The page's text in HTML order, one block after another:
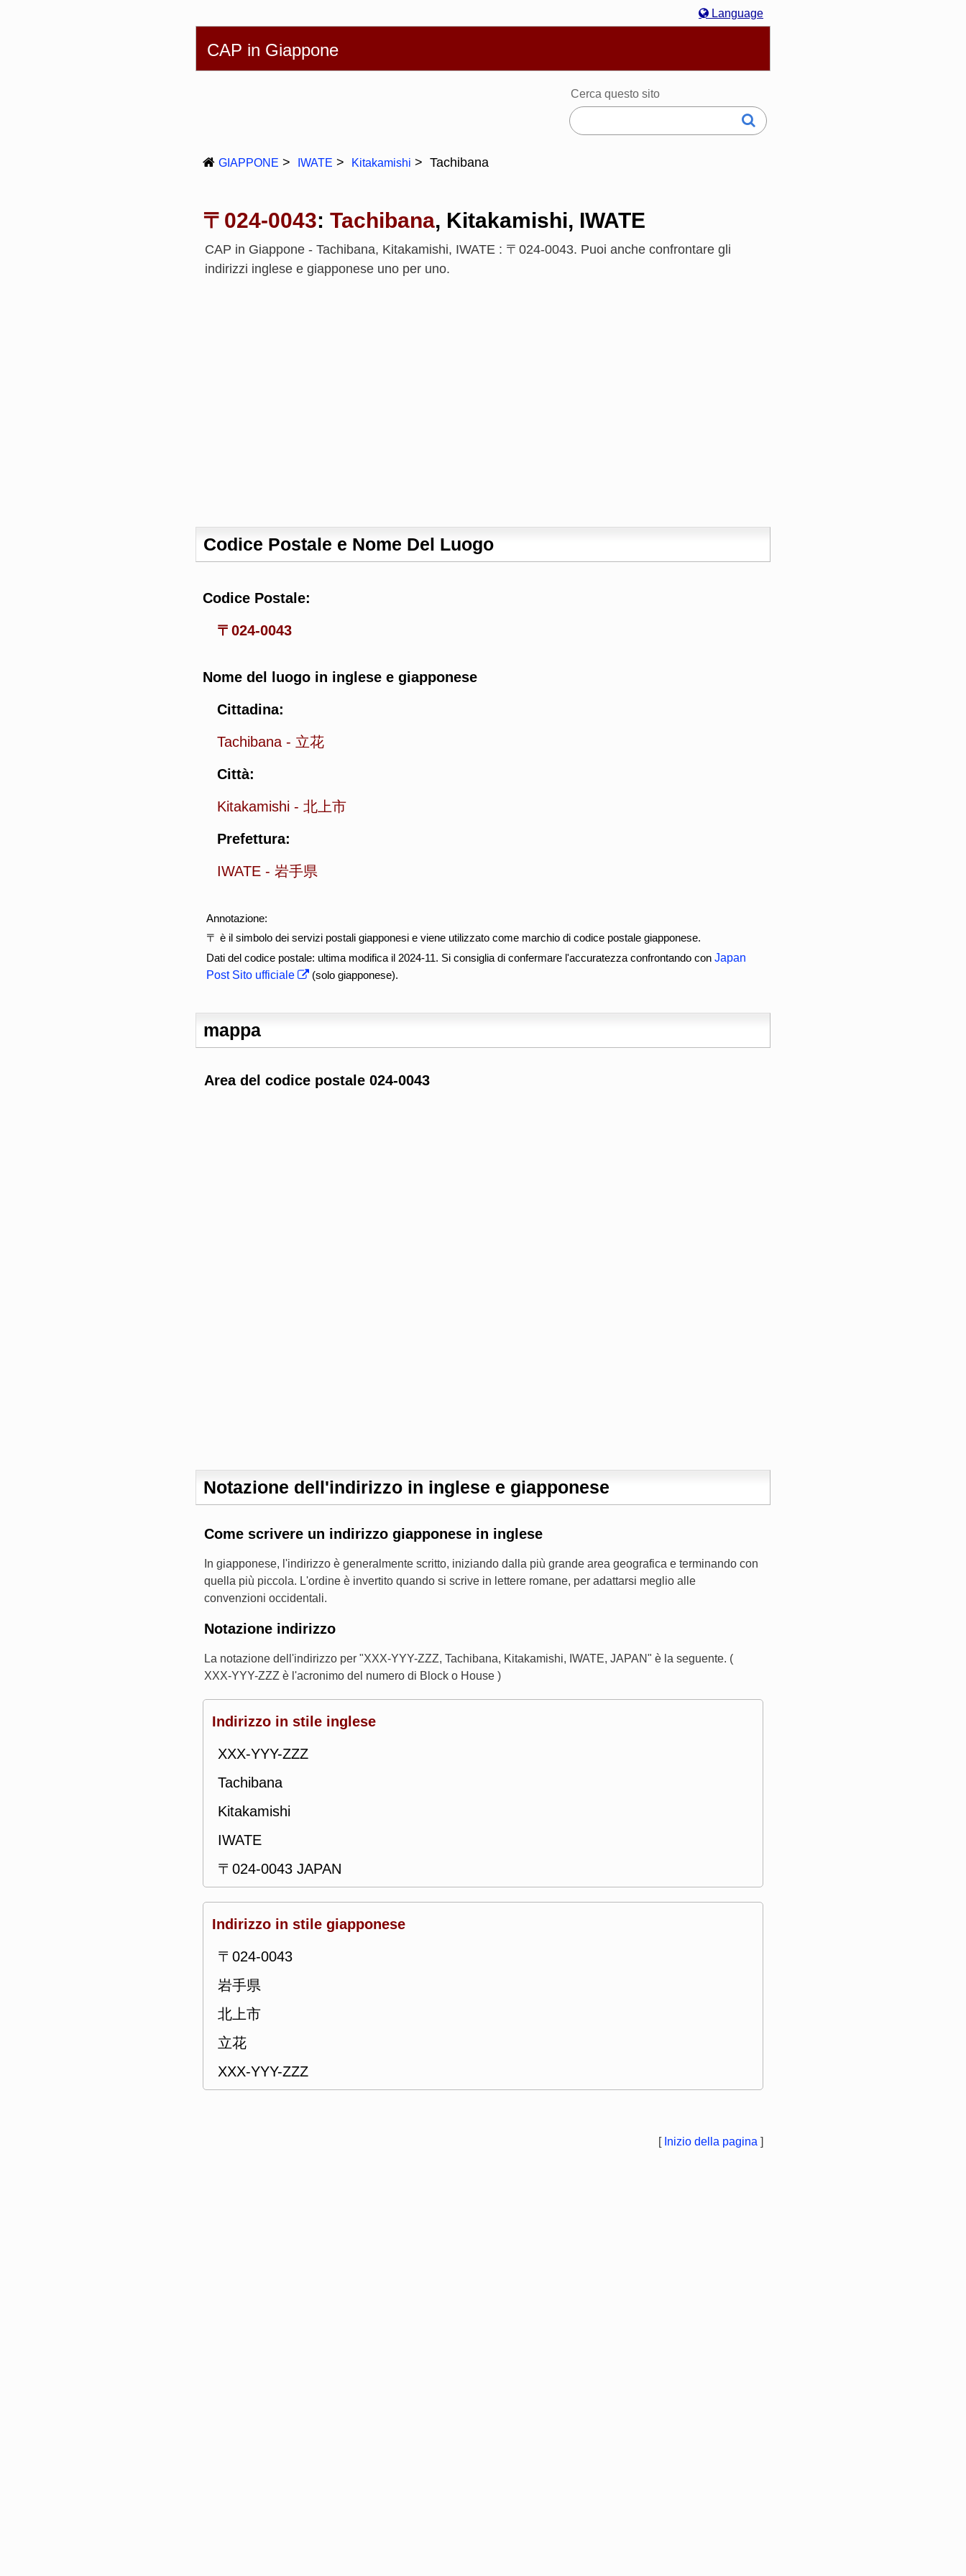
Language
CAP in Giappone
Cerca questo sito
GIAPPONE IWATE Kitakamishi Tachibana
〒024-0043: Tachibana, Kitakamishi, IWATE
CAP in Giappone - Tachibana, Kitakamishi, IWATE : 〒024-0043. Puoi anche confrontare gli
indirizzi inglese e giapponese uno per uno.
Codice Postale e Nome Del Luogo
Codice Postale:
〒024-0043
Nome del luogo in inglese e giapponese
Cittadina:
Tachibana - 立花
Città:
Kitakamishi - 北上市
Prefettura:
IWATE - 岩手県
Annotazione:
〒 è il simbolo dei servizi postali giapponesi e viene utilizzato come marchio di codice postale giapponese.
Dati del codice postale: ultima modifica il 2024-11. Si consiglia di confermare l'accuratezza confrontando con Japan
Post Sito ufficiale
(solo giapponese).
mappa
Area del codice postale 024-0043
Notazione dell'indirizzo in inglese e giapponese
Come scrivere un indirizzo giapponese in inglese
In giapponese, l'indirizzo è generalmente scritto, iniziando dalla più grande area geografica e terminando con
quella più piccola. L'ordine è invertito quando si scrive in lettere romane, per adattarsi meglio alle
convenzioni occidentali.
Notazione indirizzo
La notazione dell'indirizzo per "XXX-YYY-ZZZ, Tachibana, Kitakamishi, IWATE, JAPAN" è la seguente. (
XXX-YYY-ZZZ è l'acronimo del numero di Block o House )
Indirizzo in stile inglese
XXX-YYY-ZZZ
Tachibana
Kitakamishi
IWATE
〒024-0043 JAPAN
Indirizzo in stile giapponese
〒024-0043
岩手県
北上市
立花
XXX-YYY-ZZZ
[ Inizio della pagina ]